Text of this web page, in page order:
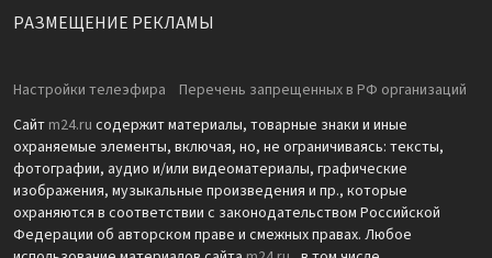
РАЗМЕЩЕНИЕ РЕКЛАМЫ
Настройки телеэфира
Перечень запрещенных в РФ организаций
Сайт m24.ru содержит материалы, товарные знаки и иные
охраняемые элементы, включая, но, не ограничиваясь: тексты,
фотографии, аудио и/или видеоматериалы, графические
изображения, музыкальные произведения и пр., которые
охраняются в соответствии с законодательством Российской
Федерации об авторском праве и смежных правах. Любое